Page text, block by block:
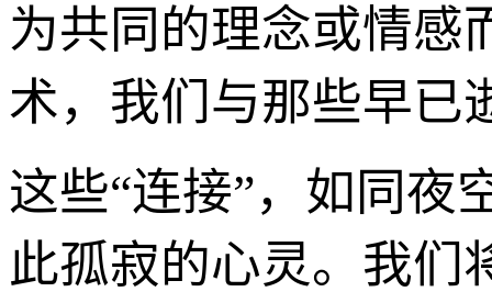
为共同的理念或情感
术，我们与那些早已
这些“连接”，如同夜
此孤寂的心灵。我们